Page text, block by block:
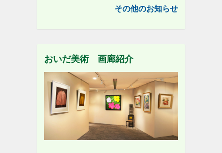
その他のお知らせ
おいだ美術 画廊紹介